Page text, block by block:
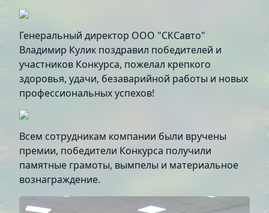
Генеральный директор ООО "СКСавто"
Владимир Кулик поздравил победителей и
участников Конкурса, пожелал крепкого
здоровья, удачи, безаварийной работы и новых
профессиональных успехов!
Всем сотрудникам компании были вручены
премии, победители Конкурса получили
памятные грамоты, вымпелы и материальное
вознаграждение.